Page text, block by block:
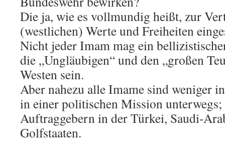
Die ja, wie es vollmundig heißt, zur
(westlichen) Werte und Freiheiten
Nicht jeder Imam mag ein
die „Ungläubigen“ und den „großen
Westen sein.
Aber nahezu alle Imame sind weniger
in einer politischen Mission unterwegs;
Auftraggebern in der Türkei, Saudi-
Golfstaaten.